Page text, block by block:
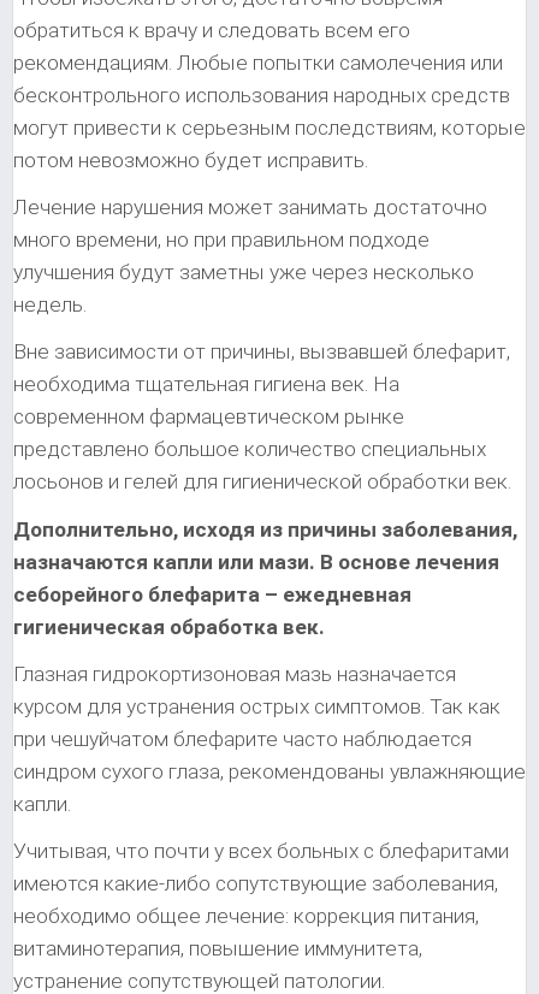
обратиться к врачу и следовать всем его
рекомендациям. Любые попытки самолечения или
бесконтрольного использования народных средств
могут привести к серьезным последствиям, которые
потом невозможно будет исправить.
Лечение нарушения может занимать достаточно
много времени, но при правильном подходе
улучшения будут заметны уже через несколько
недель.
Вне зависимости от причины, вызвавшей блефарит,
необходима тщательная гигиена век. На
современном фармацевтическом рынке
представлено большое количество специальных
лосьонов и гелей для гигиенической обработки век.
Дополнительно, исходя из причины заболевания,
назначаются капли или мази. В основе лечения
себорейного блефарита – ежедневная
гигиеническая обработка век.
Глазная гидрокортизоновая мазь назначается
курсом для устранения острых симптомов. Так как
при чешуйчатом блефарите часто наблюдается
синдром сухого глаза, рекомендованы увлажняющие
капли.
Учитывая, что почти у всех больных с блефаритами
имеются какие-либо сопутствующие заболевания,
необходимо общее лечение: коррекция питания,
витаминотерапия, повышение иммунитета,
устранение сопутствующей патологии.